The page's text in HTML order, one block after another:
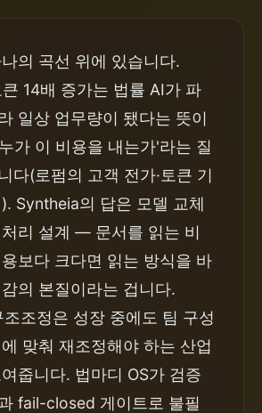
의 곡선 위에 있습니다.
14배 증가는 법률 AI가 파
일상 업무량이 됐다는 뜻이
가 이 비용을 내는가'라는 질
다(로펌의 고객 전가·토큰 기
Syntheia의 답은 모델 교체
리 설계 — 문서를 읽는 비
보다 크다면 읽는 방식을 바
의 본질이라는 겁니다.
조정은 성장 중에도 팀 구성
맞춰 재조정해야 하는 산업
줍니다. 법마디 OS가 검증
fail-closed 게이트로 불필